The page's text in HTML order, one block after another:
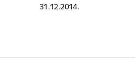
31.12.2014.